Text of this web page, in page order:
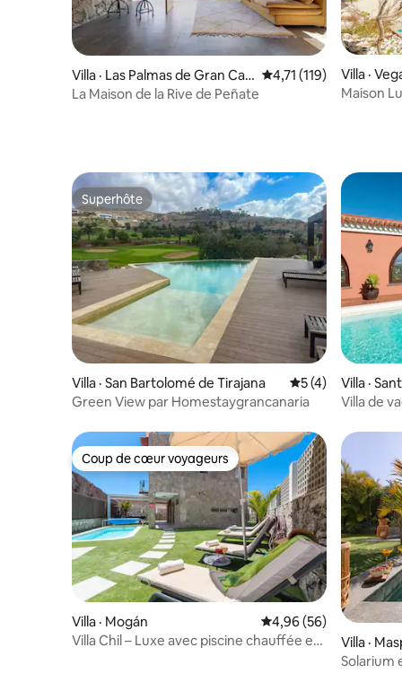
Villa · Las Palmas de Gran Can
aria
Note moyenne de
4,71 (119)
La Maison de la Rive de Peñate
Villa ·
Maison
Superhôte
Superhôte
Villa · San Bartolomé de Tirajana Note moyenne
5 (4)
Green View par Homestaygrancanaria
Villa ·
Villa de
Coup de cœur voyageurs
Coup de cœur voyageurs
Villa · Mogán Note moyenne de
4,96 (56)
Villa Chil – Luxe avec piscine chauffée et
Villa ·
Solarium